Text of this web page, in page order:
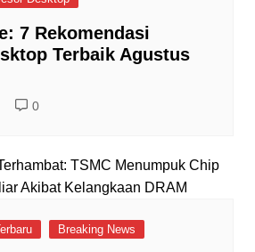
7 Rekomendasi
Terbaik Agustus
0
Breaking News